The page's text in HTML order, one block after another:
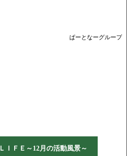
ぱーとなーグループ
ＩＦＥ～12月の活動風景～